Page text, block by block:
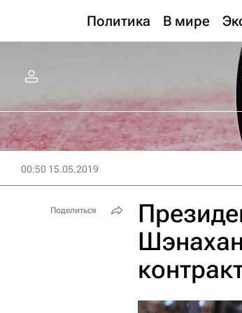
Политика В мире
00:50 15.05.2019
Поделиться